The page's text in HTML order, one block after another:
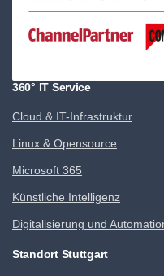
360° IT Service
Cloud & IT-Infrastruktur
Linux & Opensource
Microsoft 365
Künstliche Intelligenz
Digitalisierung und
Standort Stuttgart